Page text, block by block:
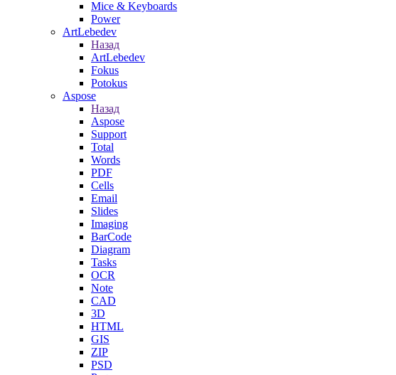
Mice & Keyboards
Power
ArtLebedev
Назад
ArtLebedev
Fokus
Potokus
Aspose
Назад
Aspose
Support
Total
Words
PDF
Cells
Email
Slides
Imaging
BarCode
Diagram
Tasks
OCR
Note
CAD
3D
HTML
GIS
ZIP
PSD